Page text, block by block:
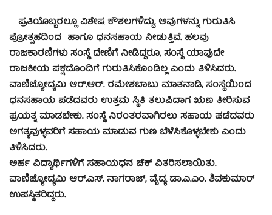
ಪ್ರತಿಯೊಬ್ಬರಲ್ಲೂ ವಿಶೇಷ ಕೌಶಲಗಳಿದ್ದು, ಅವುಗಳನ್ನು ಗುರುತಿಸಿ
ಪ್ರೋತ್ಸಹದಿಂದ ಹಾಗೂ ಧನಸಹಾಯ ನೀಡುತ್ತಿವೆ. ಹಲವು
ರಾಜಕಾರಣಿಗಳು ಸಂಸ್ಥೆ ದೇಣಿಗೆ ನೀಡಿದ್ದರೂ, ಸಂಸ್ಥೆ ಯಾವುದೇ
ರಾಜಕೀಯ ಪಕ್ಷದೊಂದಿಗೆ ಗುರುತಿಸಿಕೊಂಡಿಲ್ಲ ಎಂದು ತಿಳಿಸಿದರು.
ವಾಣಿಜ್ಯೋದ್ಯಮಿ ಆರ್.ಆರ್. ರಮೇಶಬಾಬು ಮಾತನಾಡಿ, ಸಂಸ್ಥೆಯಿಂದ
ಧನಸಹಾಯ ಪಡೆದವರು ಉತ್ತಮ ಸ್ಥಿತಿ ತಲುಪಿದಾಗ ಋಣ ತೀರಿಸುವ
ಪ್ರಯತ್ನ ಮಾಡಬೇಕು. ಸಂಸ್ಥೆ ನಿರಂತರವಾಗಿರಲು ಸಹಾಯ ಪಡೆದವರು
ಅಗತ್ಯವುಳ್ಳವರಿಗೆ ಸಹಾಯ ಮಾಡುವ ಗುಣ ಬೆಳೆಸಿಕೊಳ್ಳಬೇಕು ಎಂದು
ತಿಳಿಸಿದರು.
ಅರ್ಹ ವಿದ್ಯಾರ್ಥಿಗಳಿಗೆ ಸಹಾಯಧನ ಚೆಕ್ ವಿತರಿಸಲಾಯಿತು.
ವಾಣಿಜ್ಯೋದ್ಯಮಿ ಆರ್.ಎಸ್. ನಾಗರಾಜ್, ವೈದ್ಯ ಡಾ.ಎ.ಎಂ. ಶಿವಕುಮಾರ್
ಉಪಸ್ಥಿತರಿದ್ದರು.